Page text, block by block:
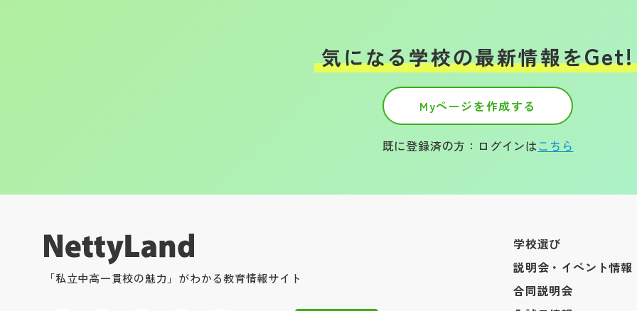
気になる学校の最新情報をGet!
Myページを作成する
既に登録済の方：ログインはこちら
「私立中高一貫校の魅力」がわかる教育情報サイト
学校選び
説明会・イベント情報
合同説明会